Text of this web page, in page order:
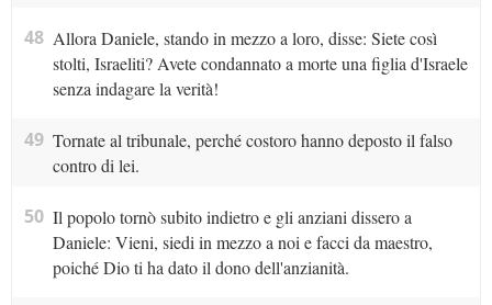
48 Allora Daniele, stando in mezzo a loro, disse: Siete così
stolti, Israeliti? Avete condannato a morte una figlia d'Israele
senza indagare la verità!
49 Tornate al tribunale, perché costoro hanno deposto il falso
contro di lei.
50 Il popolo tornò subito indietro e gli anziani dissero a
Daniele: Vieni, siedi in mezzo a noi e facci da maestro,
poiché Dio ti ha dato il dono dell'anzianità.